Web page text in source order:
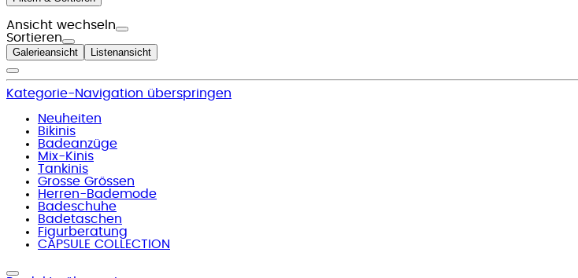
Ansicht wechseln
Sortieren
Galerieansicht Listenansicht
Kategorie-Navigation überspringen
Neuheiten
Bikinis
Badeanzüge
Mix-Kinis
Tankinis
Grosse Grössen
Herren-Bademode
Badeschuhe
Badetaschen
Figurberatung
CAPSULE COLLECTION